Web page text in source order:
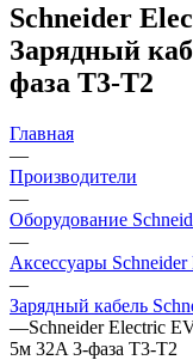
Schneider
Зарядный
фаза T3-T2
Главная
—
Производители
—
Оборудование
—
Аксессуары Schneider
—
Зарядный кабель
—Schneider Electric
5м 32A 3-фаза T3-T2